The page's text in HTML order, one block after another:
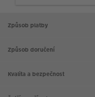
Způsob platby
Způsob doručení
Kvalita a bezpečnost